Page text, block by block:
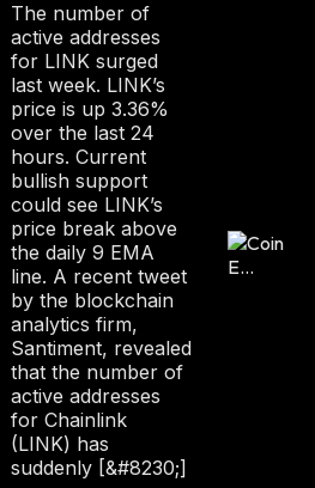
The number of
active addresses
for LINK surged
last week. LINK’s
price is up 3.36%
over the last 24
hours. Current
bullish support
could see LINK’s
price break above
the daily 9 EMA
line. A recent tweet
by the blockchain
analytics firm,
Santiment, revealed
that the number of
active addresses
for Chainlink
(LINK) has
suddenly [&#8230;]